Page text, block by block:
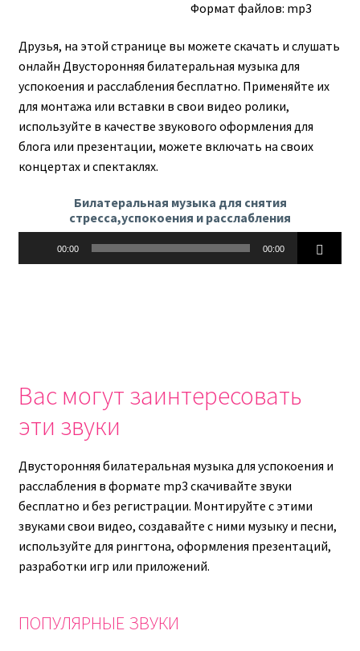
Формат файлов: mp3
Друзья, на этой странице вы можете скачать и слушать
онлайн Двусторонняя билатеральная музыка для
успокоения и расслабления бесплатно. Применяйте их
для монтажа или вставки в свои видео ролики,
используйте в качестве звукового оформления для
блога или презентации, можете включать на своих
концертах и спектаклях.
Билатеральная музыка для снятия
стресса,успокоения и расслабления
00:00 00:00
Вас могут заинтересовать
эти звуки
Двусторонняя билатеральная музыка для успокоения и
расслабления в формате mp3 скачивайте звуки
бесплатно и без регистрации. Монтируйте с этими
звуками свои видео, создавайте с ними музыку и песни,
используйте для рингтона, оформления презентаций,
разработки игр или приложений.
ПОПУЛЯРНЫЕ ЗВУКИ